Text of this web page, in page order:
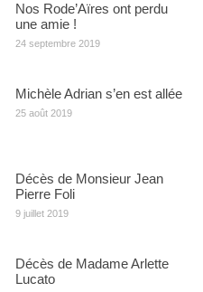
Nos Rode’Aïres ont perdu
une amie !
24 septembre 2019
Michèle Adrian s’en est allée
25 août 2019
Décès de Monsieur Jean
Pierre Foli
9 juillet 2019
Décès de Madame Arlette
Lucato